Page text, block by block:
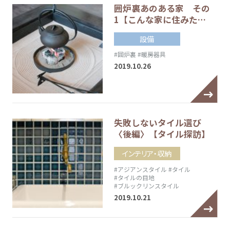
囲炉裏あのある家 その
1【こんな家に住みた…
設備
#囲炉裏 #暖房器具
2019.10.26
失敗しないタイル選び
〈後編〉【タイル探訪】
インテリア・収納
#アジアンスタイル #タイル
#タイルの目地
#ブルックリンスタイル
2019.10.21